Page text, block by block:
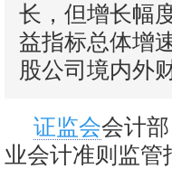
长，但增长幅
益指标总体增
股公司境内外
证监会会计
业会计准则监管